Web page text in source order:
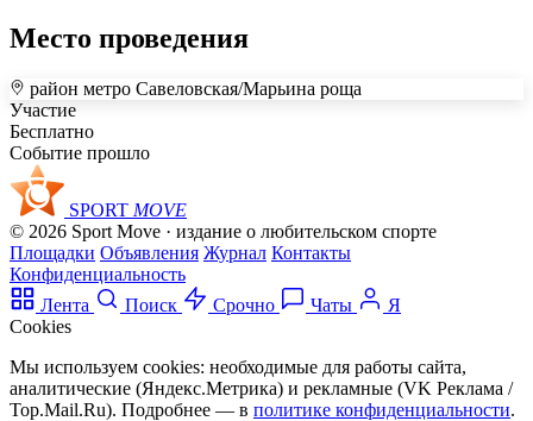
Место проведения
+
–
район метро Савеловская/Марьина роща
Участие
Бесплатно
Событие прошло
SPORT MOVE
© 2026 Sport Move · издание о любительском спорте
Площадки Объявления Журнал Контакты
Конфиденциальность
Лента
Поиск Срочно Чаты
Я
Cookies
Мы используем cookies: необходимые для работы сайта,
аналитические (Яндекс.Метрика) и рекламные (VK Реклама /
Top.Mail.Ru). Подробнее — в политике конфиденциальности.